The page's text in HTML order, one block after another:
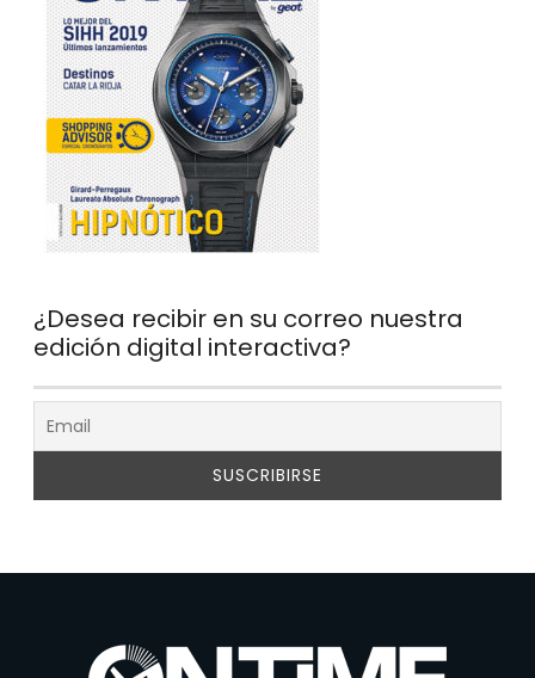
¿Desea recibir en su correo nuestra
edición digital interactiva?